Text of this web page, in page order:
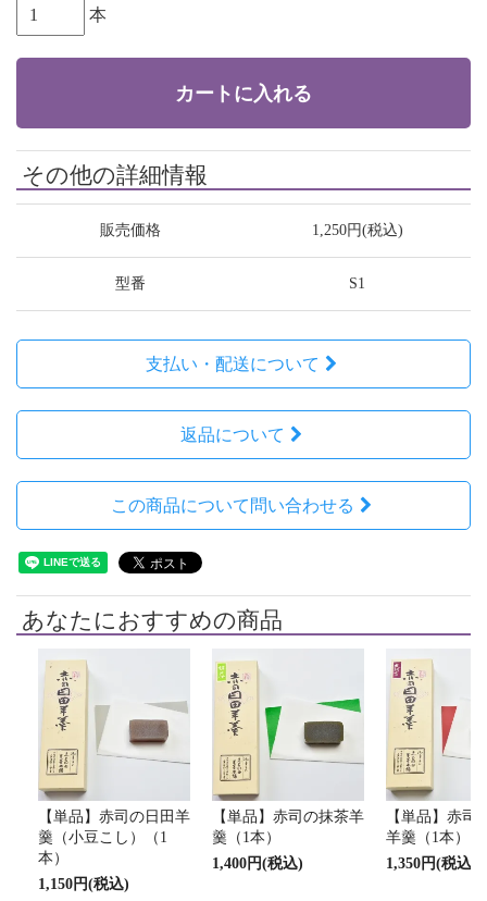
本
カートに入れる
その他の詳細情報
販売価格 1,250円(税込)
型番 S1
支払い・配送について
返品について
この商品について問い合わせる
あなたにおすすめの商品
【単品】赤司の日田羊
羹（小豆こし）（1
本）
1,150円(税込)
【単品】赤司の抹茶羊
羹（1本）
1,400円(税込)
【単品】赤司
羊羹（1本）
1,350円(税込)